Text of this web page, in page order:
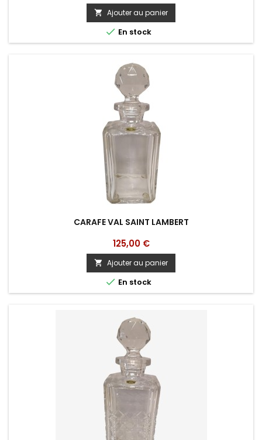
 Ajouter au panier
 En stock
CARAFE VAL SAINT LAMBERT
Prix
125,00 €
 Ajouter au panier
 En stock